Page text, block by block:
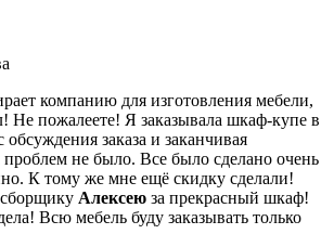
компанию для изготовления мебели,
Не пожалеете! Я заказывала шкаф-купе в
заказа и заканчивая
не было. Все было сделано очень
К тому же мне ещё скидку сделали!
Алексею за прекрасный шкаф!
Всю мебель буду заказывать только